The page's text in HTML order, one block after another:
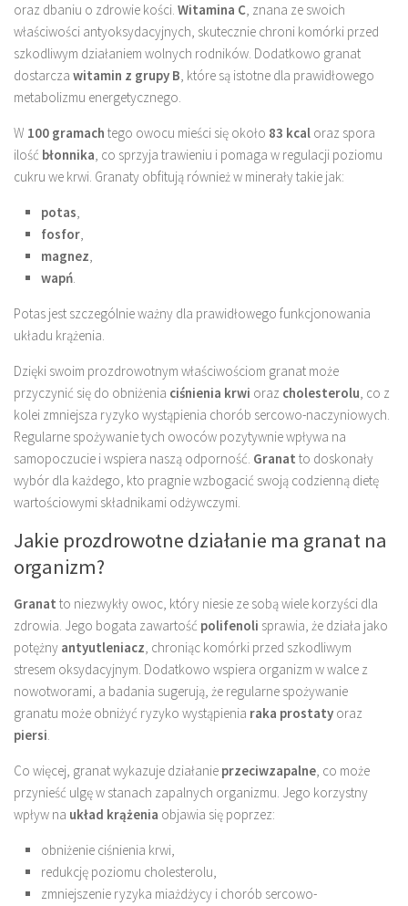
oraz dbaniu o zdrowie kości. Witamina C, znana ze swoich
właściwości antyoksydacyjnych, skutecznie chroni komórki przed
szkodliwym działaniem wolnych rodników. Dodatkowo granat
dostarcza witamin z grupy B, które są istotne dla prawidłowego
metabolizmu energetycznego.
W 100 gramach tego owocu mieści się około 83 kcal oraz spora
ilość błonnika, co sprzyja trawieniu i pomaga w regulacji poziomu
cukru we krwi. Granaty obfitują również w minerały takie jak:
potas,
fosfor,
magnez,
wapń.
Potas jest szczególnie ważny dla prawidłowego funkcjonowania
układu krążenia.
Dzięki swoim prozdrowotnym właściwościom granat może
przyczynić się do obniżenia ciśnienia krwi oraz cholesterolu, co z
kolei zmniejsza ryzyko wystąpienia chorób sercowo-naczyniowych.
Regularne spożywanie tych owoców pozytywnie wpływa na
samopoczucie i wspiera naszą odporność. Granat to doskonały
wybór dla każdego, kto pragnie wzbogacić swoją codzienną dietę
wartościowymi składnikami odżywczymi.
Jakie prozdrowotne działanie ma granat na
organizm?
Granat to niezwykły owoc, który niesie ze sobą wiele korzyści dla
zdrowia. Jego bogata zawartość polifenoli sprawia, że działa jako
potężny antyutleniacz, chroniąc komórki przed szkodliwym
stresem oksydacyjnym. Dodatkowo wspiera organizm w walce z
nowotworami, a badania sugerują, że regularne spożywanie
granatu może obniżyć ryzyko wystąpienia raka prostaty oraz
piersi.
Co więcej, granat wykazuje działanie przeciwzapalne, co może
przynieść ulgę w stanach zapalnych organizmu. Jego korzystny
wpływ na układ krążenia objawia się poprzez:
obniżenie ciśnienia krwi,
redukcję poziomu cholesterolu,
zmniejszenie ryzyka miażdżycy i chorób sercowo-